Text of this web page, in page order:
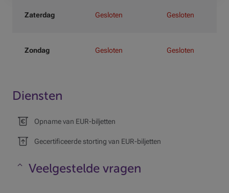
Zaterdag Gesloten Gesloten
Zondag Gesloten Gesloten
Diensten
Opname van EUR-biljetten
Gecertificeerde storting van EUR-biljetten
Maskeren
Veelgestelde vragen